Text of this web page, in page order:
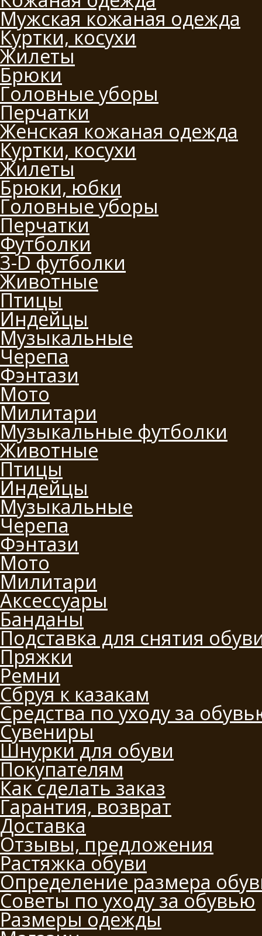
Мужская кожаная одежда
Куртки, косухи
Жилеты
Брюки
Головные уборы
Перчатки
Женская кожаная одежда
Куртки, косухи
Жилеты
Брюки, юбки
Головные уборы
Перчатки
Футболки
3-D футболки
Животные
Птицы
Индейцы
Музыкальные
Черепа
Фэнтази
Мото
Милитари
Музыкальные футболки
Животные
Птицы
Индейцы
Музыкальные
Черепа
Фэнтази
Мото
Милитари
Аксессуары
Банданы
Подставка для снятия
Пряжки
Ремни
Сбруя к казакам
Средства по уходу за
Сувениры
Шнурки для обуви
Покупателям
Как сделать заказ
Гарантия, возврат
Доставка
Отзывы, предложения
Растяжка обуви
Определение размера
Советы по уходу за обувью
Размеры одежды